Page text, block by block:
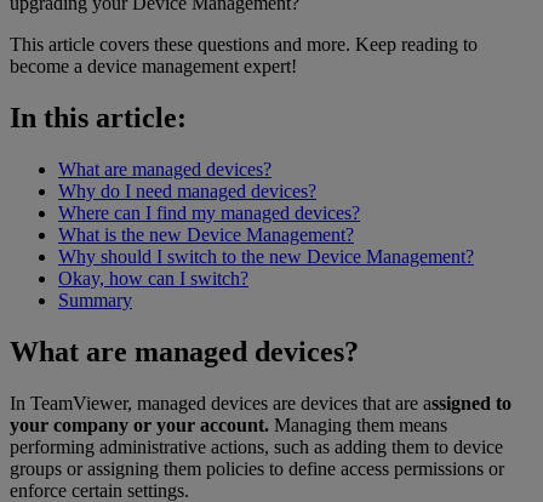
This article covers these questions and more. Keep reading to
become a device management expert!
In this article:
What are managed devices?
Why do I need managed devices?
Where can I find my managed devices?
What is the new Device Management?
Why should I switch to the new Device Management?
Okay, how can I switch?
Summary
What are managed devices?
In TeamViewer, managed devices are devices that are assigned to
your company or your account. Managing them means
performing administrative actions, such as adding them to device
groups or assigning them policies to define access permissions or
enforce certain settings.